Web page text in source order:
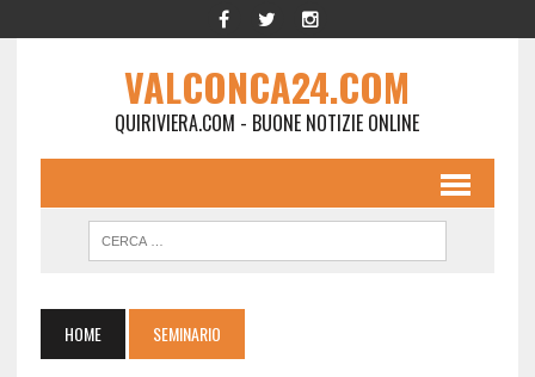
VALCONCA24.COM
QUIRIVIERA.COM - BUONE NOTIZIE ONLINE
HOME SEMINARIO